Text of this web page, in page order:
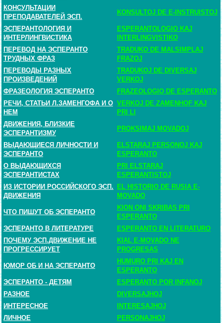
КОНСУЛЬТАЦИИ
ПРЕПОДАВАТЕЛЕЙ ЭСП.
KONSULTOJ DE E-INSTRUISTOJ
ЭСПЕРАНТОЛОГИЯ И
ИНТЕРЛИНГВИСТИКА
ESPERANTOLOGIO KAJ
INTERLINGVISTIKO
ПЕРЕВОД НА ЭСПЕРАНТО
ТРУДНЫХ ФРАЗ
TRADUKO DE MALSIMPLAJ
FRAZOJ
ПЕРЕВОДЫ РАЗНЫХ
ПРОИЗВЕДЕНИЙ
TRADUKOJ DE DIVERSAJ
VERKOJ
ФРАЗЕОЛОГИЯ ЭСПЕРАНТО
FRAZEOLOGIO DE ESPERANTO
РЕЧИ, СТАТЬИ Л.ЗАМЕНГОФА И О
НЕМ
VERKOJ DE ZAMENHOF KAJ
PRI LI
ДВИЖЕНИЯ, БЛИЗКИЕ
ЭСПЕРАНТИЗМУ
PROKSIMAJ MOVADOJ
ВЫДАЮЩИЕСЯ ЛИЧНОСТИ И
ЭСПЕРАНТО
ELSTARAJ PERSONOJ KAJ
ESPERANTO
О ВЫДАЮЩИХСЯ
ЭСПЕРАНТИСТАХ
PRI ELSTARAJ
ESPERANTISTOJ
ИЗ ИСТОРИИ РОССИЙСКОГО ЭСП.
ДВИЖЕНИЯ
EL HISTORIO DE RUSIA E-
MOVADO
ЧТО ПИШУТ ОБ ЭСПЕРАНТО
KION ONI SKRIBAS PRI
ESPERANTO
ЭСПЕРАНТО В ЛИТЕРАТУРЕ
ESPERANTO EN LITERATURO
ПОЧЕМУ ЭСП.ДВИЖЕНИЕ НЕ
ПРОГРЕССИРУЕТ
KIAL E-MOVADO NE
PROGRESAS
ЮМОР ОБ И НА ЭСПЕРАНТО
HUMURO PRI KAJ EN
ESPERANTO
ЭСПЕРАНТО - ДЕТЯМ
ESPERANTO POR INFANOJ
РАЗНОЕ
DIVERSAJHOJ
ИНТЕРЕСНОЕ
INTERESAJHOJ
ЛИЧНОЕ
PERSONAJHOJ